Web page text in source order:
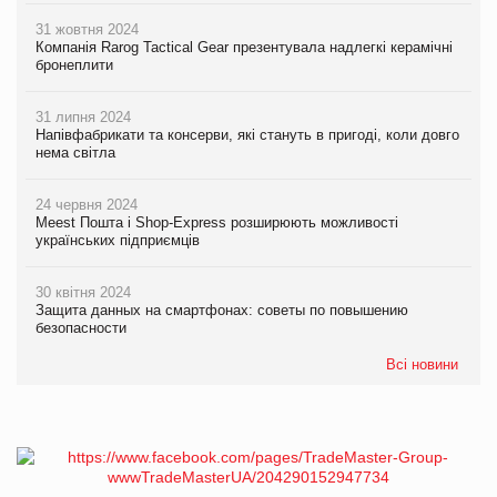
31 жовтня 2024
Компанія Rarog Tactical Gear презентувала надлегкі керамічні
бронеплити
31 липня 2024
Напівфабрикати та консерви, які стануть в пригоді, коли довго
нема світла
24 червня 2024
Meest Пошта і Shop-Express розширюють можливості
українських підприємців
30 квітня 2024
Защита данных на смартфонах: советы по повышению
безопасности
Всі новини